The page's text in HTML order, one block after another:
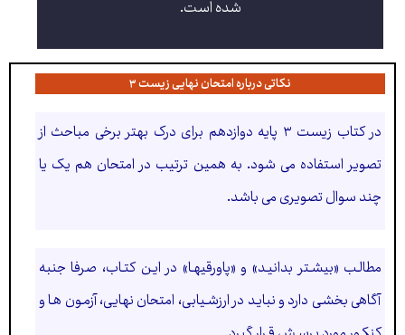
شده است.
نکاتی درباره امتحان نهایی زیست ۳
در کتاب زیست ۳ پایه دوازدهم برای درک بهتر برخی مباحث از
تصویر استفاده می شود. به همین ترتیب در امتحان هم یک یا
چند سوال تصویری می باشد.
مطالـب «بیشـتر بدانیـد» و «پاورقیهـا» در ایـن کتـاب، صرفا جنبه
آگاهی بخشـی دارد و نبایـد در ارزشـیابی، امتحان نهایی، آزمـون هـا و